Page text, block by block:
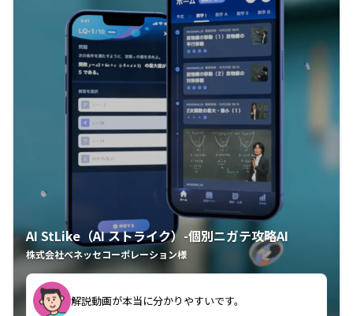
AI StLike（AI ストライク）-個別ニガテ攻略AI
株式会社ベネッセコーポレーション様
古文漢文を主に使わせていただいているが、復習する
のに非常に役立っている。
解説動画が本当に分かりやすいです。